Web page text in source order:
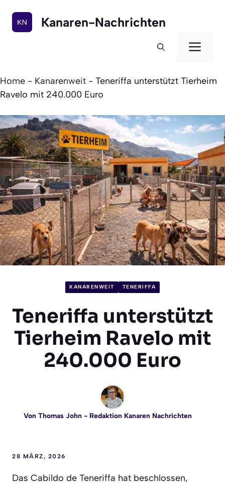
Inhalt
springen
Kanaren-Nachrichten
Home - Kanarenweit - Teneriffa unterstützt Tierheim
Ravelo mit 240.000 Euro
KANARENWEIT TENERIFFA
Teneriffa unterstützt
Tierheim Ravelo mit
240.000 Euro
Von Thomas John- Redaktion Kanaren Nachrichten
28 MÄRZ, 2026
Das Cabildo de Teneriffa hat beschlossen,